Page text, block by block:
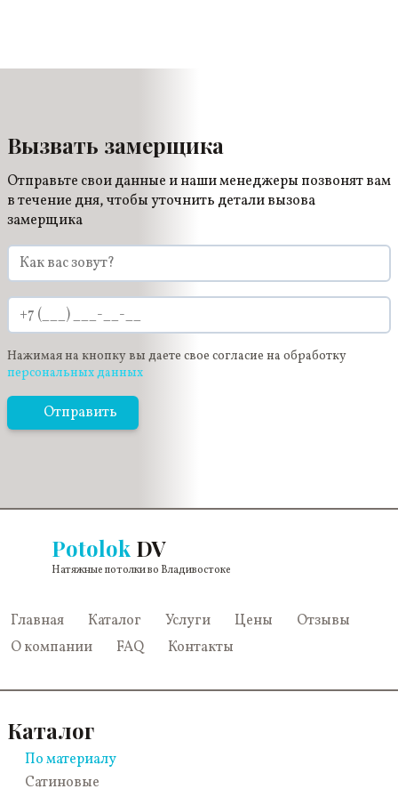
белого глянцевого потолка, кремового,
Вызвать замерщика
Отправьте свои данные и наши менеджеры позвонят вам
в течение дня, чтобы уточнить детали вызова
замерщика
Нажимая на кнопку вы даете свое согласие на обработку
персональных данных
Отправить
Potolok DV
Натяжные потолки во Владивостоке
Главная Каталог Услуги Цены
Отзывы
О компании
FAQ Контакты
Каталог
По материалу
Сатиновые